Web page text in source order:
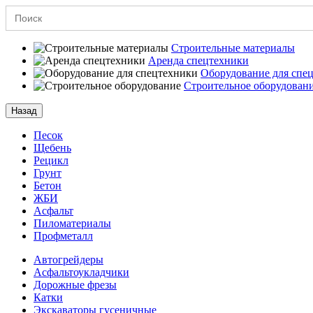
Search
for:
Строительные материалы
Аренда спецтехники
Оборудование для
Строительное
Назад
Песок
Щебень
Рецикл
Грунт
Бетон
ЖБИ
Асфальт
Пиломатериалы
Профметалл
Автогрейдеры
Асфальто­укладчики
Дорожные фрезы
Катки
Экскаваторы гусеничные